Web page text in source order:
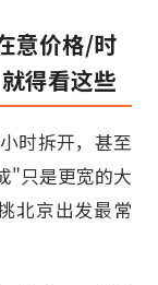
意价格/时
得看这些
时拆开，甚至
"只是更宽的大
北京出发最常